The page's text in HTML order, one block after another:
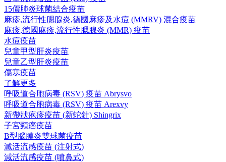
15價肺炎球菌結合疫苗
麻疹,流行性腮腺炎,德國麻疹及水痘 (MMRV) 混合疫苗
麻疹,德國麻疹,流行性腮腺炎 (MMR) 疫苗
水痘疫苗
兒童甲型肝炎疫苗
兒童乙型肝炎疫苗
傷寒疫苗
了解更多
呼吸道合胞病毒 (RSV) 疫苗 Abrysvo
呼吸道合胞病毒 (RSV) 疫苗 Arexvy
新帶狀疱疹疫苗 (新蛇針) Shingrix
子宮頸癌疫苗
B型腦膜炎雙球菌疫苗
滅活流感疫苗 (注射式)
減活流感疫苗 (噴鼻式)